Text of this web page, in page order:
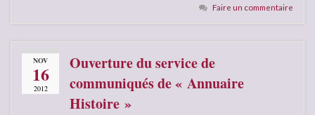
Faire un commentaire
NOV
16
2012
Ouverture du service de
communiqués de « Annuaire
Histoire »